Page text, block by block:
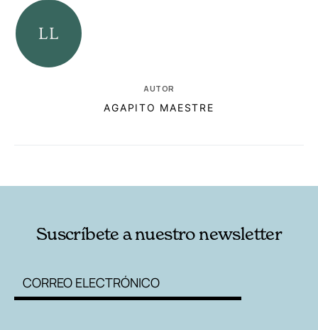
AUTOR
AGAPITO MAESTRE
Suscríbete a nuestro newsletter